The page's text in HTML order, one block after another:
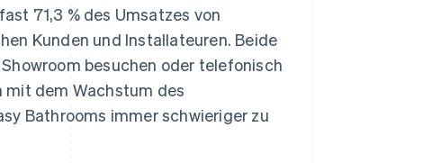
71,3 % des Umsatzes von
Kunden und Installateuren. Beide
besuchen oder telefonisch
mit dem Wachstum des
Bathrooms immer schwieriger zu